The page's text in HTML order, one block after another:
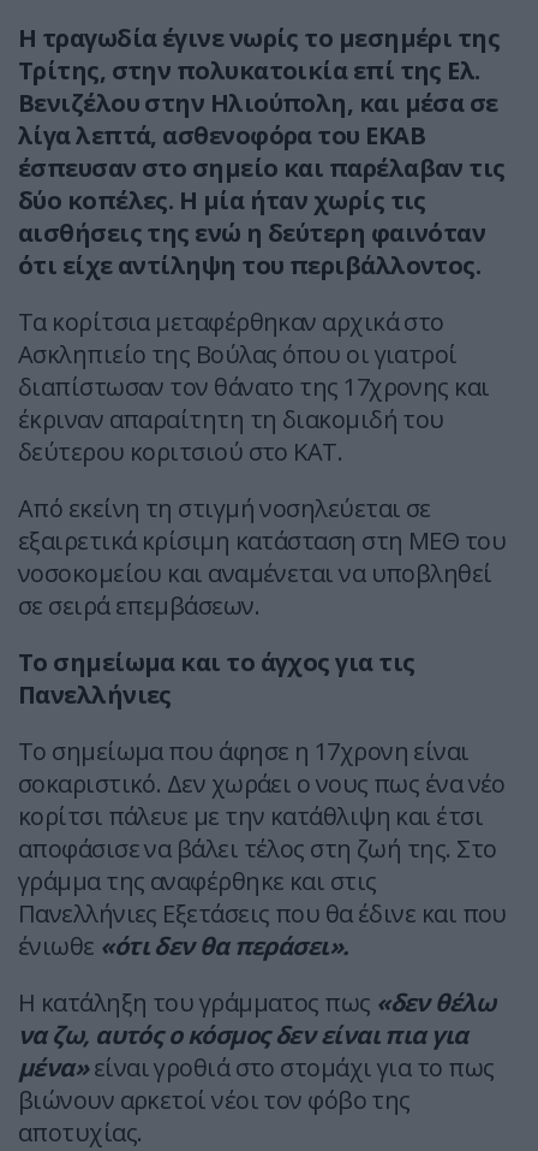
Η τραγωδία έγινε νωρίς το μεσημέρι της
Τρίτης, στην πολυκατοικία επί της Ελ.
Βενιζέλου στην Ηλιούπολη, και μέσα σε
λίγα λεπτά, ασθενοφόρα του ΕΚΑΒ
έσπευσαν στο σημείο και παρέλαβαν τις
δύο κοπέλες. Η μία ήταν χωρίς τις
αισθήσεις της ενώ η δεύτερη φαινόταν
ότι είχε αντίληψη του περιβάλλοντος.
Τα κορίτσια μεταφέρθηκαν αρχικά στο
Ασκληπιείο της Βούλας όπου οι γιατροί
διαπίστωσαν τον θάνατο της 17χρονης και
έκριναν απαραίτητη τη διακομιδή του
δεύτερου κοριτσιού στο ΚΑΤ.
Από εκείνη τη στιγμή νοσηλεύεται σε
εξαιρετικά κρίσιμη κατάσταση στη ΜΕΘ του
νοσοκομείου και αναμένεται να υποβληθεί
σε σειρά επεμβάσεων.
Το σημείωμα και το άγχος για τις
Πανελλήνιες
Το σημείωμα που άφησε η 17χρονη είναι
σοκαριστικό. Δεν χωράει ο νους πως ένα νέο
κορίτσι πάλευε με την κατάθλιψη και έτσι
αποφάσισε να βάλει τέλος στη ζωή της. Στο
γράμμα της αναφέρθηκε και στις
Πανελλήνιες Εξετάσεις που θα έδινε και που
ένιωθε «ότι δεν θα περάσει».
Η κατάληξη του γράμματος πως «δεν θέλω
να ζω, αυτός ο κόσμος δεν είναι πια για
μένα»είναι γροθιά στο στομάχι για το πως
βιώνουν αρκετοί νέοι τον φόβο της
αποτυχίας.